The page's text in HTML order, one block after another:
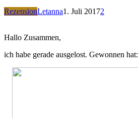
RezensionLetanna1. Juli 20172
Hallo Zusammen,
ich habe gerade ausgelost. Gewonnen hat: